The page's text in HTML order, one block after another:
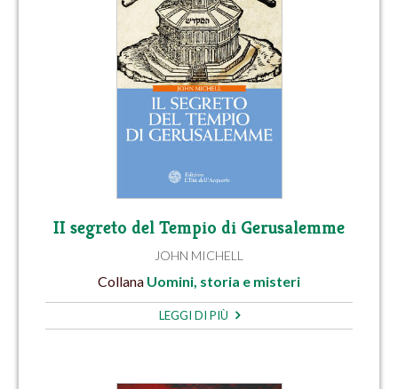
II segreto del Tempio di Gerusalemme
JOHN MICHELL
Collana Uomini, storia e misteri
LEGGI DI PIÙ